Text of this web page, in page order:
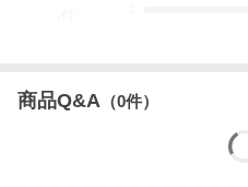
商品Q&A （0件）